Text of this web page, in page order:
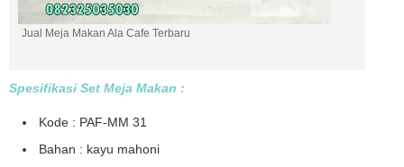
Jual Meja Makan Ala Cafe Terbaru
Spesifikasi Set Meja Makan :
Kode : PAF-MM 31
Bahan : kayu mahoni